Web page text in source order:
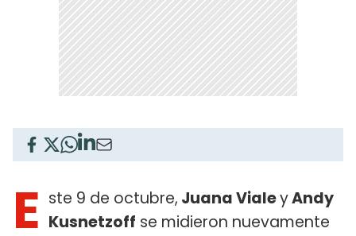
E ste 9 de octubre, Juana VialeyAndy
Kusnetzoff se midieron nuevamente